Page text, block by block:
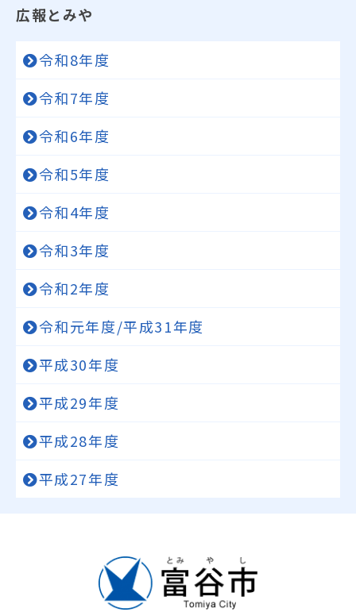
広報とみや
令和8年度
令和7年度
令和6年度
令和5年度
令和4年度
令和3年度
令和2年度
令和元年度/平成31年度
平成30年度
平成29年度
平成28年度
平成27年度